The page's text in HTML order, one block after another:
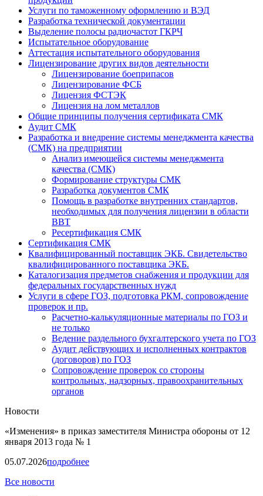
Услуги по таможенному оформлению и ВЭД
Разработка технической документации
Выделение полосы радиочастот ГКРЧ
Испытательное оборудование
Аттестация испытательного оборудования
Лицензирование других видов деятельности
Лицензирование боеприпасов
Лицензирование ФСБ
Лицензия ФСТЭК
Лицензия на лом металлов
Общие принципы получения сертификата СМК
Аудит СМК
Разработка и внедрение системы менеджмента качества
(СМК) на предприятии
Анализ имеющейся системы менеджмента
качества (СМК)
Формирование структуры СМК
Разработка документов СМК
Помощь в разработке внутренних стандартов,
необходимых для получения лицензии в области
ВВТ
Ресертификация СМК
Сертификация СМК
Квалифицированный поставщик ЭКБ. Свидетельство
квалифицированного поставщика ЭКБ.
Каталогизация предметов снабжения и продукции для
федеральных государственных нужд
Услуги в сфере ГОЗ, подготовка РКМ, сопровождение
проверок и пр.
Расчетно-калькуляционные материалы по ГОЗ и
не только
Ведение раздельного бухгалтерского учета по ГОЗ
Аудит действующих и исполненных контрактов
(договоров) по ГОЗ
Cопровождение проверок со стороны
контрольных, надзорных, правоохранительных
органов
Новости
«Изменения» в приказ заместителя Министра обороны от 12
января 2013 года № 1
05.07.2026подробнее
Все новости